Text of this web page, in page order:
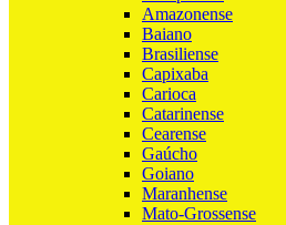
Amazonense
Baiano
Brasiliense
Capixaba
Carioca
Catarinense
Cearense
Gaúcho
Goiano
Maranhense
Mato-Grossense